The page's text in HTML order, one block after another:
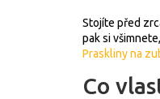
Stojíte před
pak si
Praskliny na
Co